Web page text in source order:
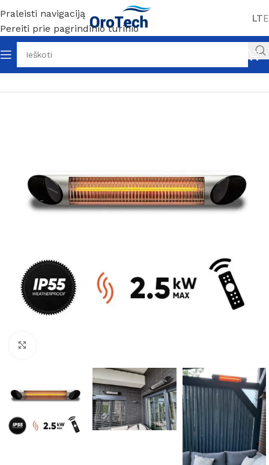
Praleisti navigaciją
Pereiti prie pagrindinio turinio
LT
Pradžia Be kategorijos